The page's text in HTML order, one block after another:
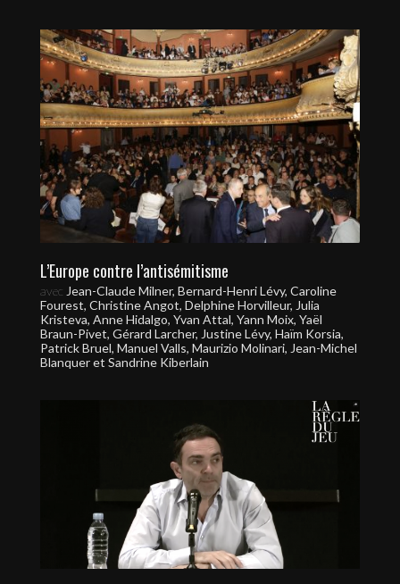
L’Europe contre l’antisémitisme
avec Jean-Claude Milner, Bernard-Henri Lévy, Caroline
Fourest, Christine Angot, Delphine Horvilleur, Julia
Kristeva, Anne Hidalgo, Yvan Attal, Yann Moix, Yaël
Braun-Pivet, Gérard Larcher, Justine Lévy, Haïm Korsia,
Patrick Bruel, Manuel Valls, Maurizio Molinari, Jean-Michel
Blanquer et Sandrine Kiberlain